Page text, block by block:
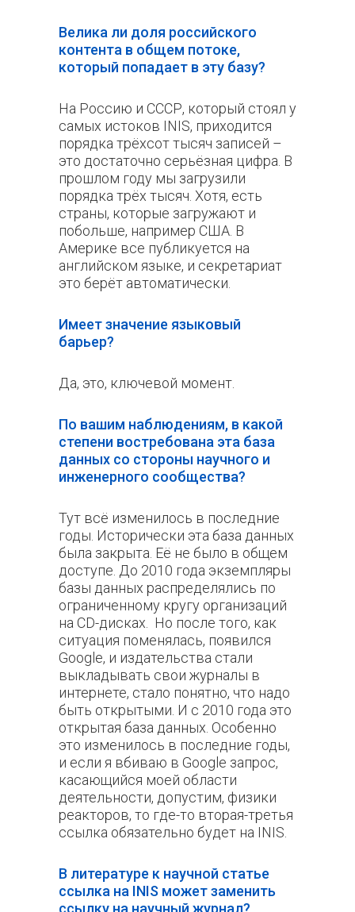
Велика ли доля российского
контента в общем потоке,
который попадает в эту базу?
На Россию и СССР, который стоял у
самых истоков INIS, приходится
порядка трёхсот тысяч записей –
это достаточно серьёзная цифра. В
прошлом году мы загрузили
порядка трёх тысяч. Хотя, есть
страны, которые загружают и
побольше, например США. В
Америке все публикуется на
английском языке, и секретариат
это берёт автоматически.
Имеет значение языковый
барьер?
Да, это, ключевой момент.
По вашим наблюдениям, в какой
степени востребована эта база
данных со стороны научного и
инженерного сообщества?
Тут всё изменилось в последние
годы. Исторически эта база данных
была закрыта. Её не было в общем
доступе. До 2010 года экземпляры
базы данных распределялись по
ограниченному кругу организаций
на CD-дисках. Но после того, как
ситуация поменялась, появился
Google, и издательства стали
выкладывать свои журналы в
интернете, стало понятно, что надо
быть открытыми. И с 2010 года это
открытая база данных. Особенно
это изменилось в последние годы,
и если я вбиваю в Google запрос,
касающийся моей области
деятельности, допустим, физики
реакторов, то где-то вторая-третья
ссылка обязательно будет на INIS.
В литературе к научной статье
ссылка на INIS может заменить
ссылку на научный журнал?